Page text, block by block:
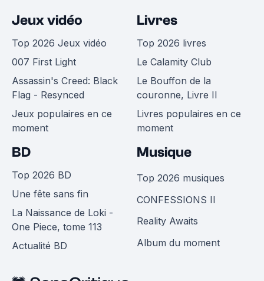
Jeux vidéo
Top 2026 Jeux vidéo
007 First Light
Assassin's Creed: Black
Flag - Resynced
Jeux populaires en ce
moment
Livres
Top 2026 livres
Le Calamity Club
Le Bouffon de la
couronne, Livre II
Livres populaires en ce
moment
BD
Top 2026 BD
Une fête sans fin
La Naissance de Loki -
One Piece, tome 113
Actualité BD
Musique
Top 2026 musiques
CONFESSIONS II
Reality Awaits
Album du moment